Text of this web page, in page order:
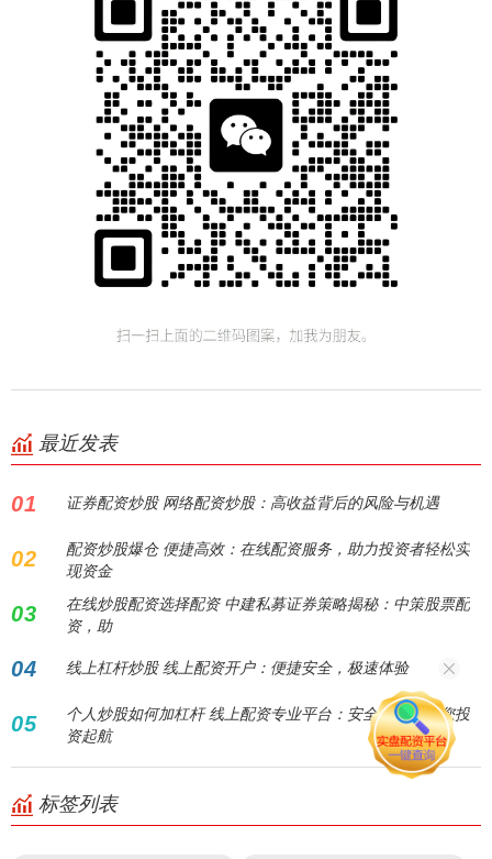
最近发表
01 证券配资炒股 网络配资炒股：高收益背后的风险与机遇
02
配资炒股爆仓 便捷高效：在线配资服务，助力投资者轻松实
现资金
03
在线炒股配资选择配资 中建私募证券策略揭秘：中策股票配
资，助
04 线上杠杆炒股 线上配资开户：便捷安全，极速体验
05
个人炒股如何加杠杆 线上配资专业平台：安全高效，助您投
资起航
标签列表